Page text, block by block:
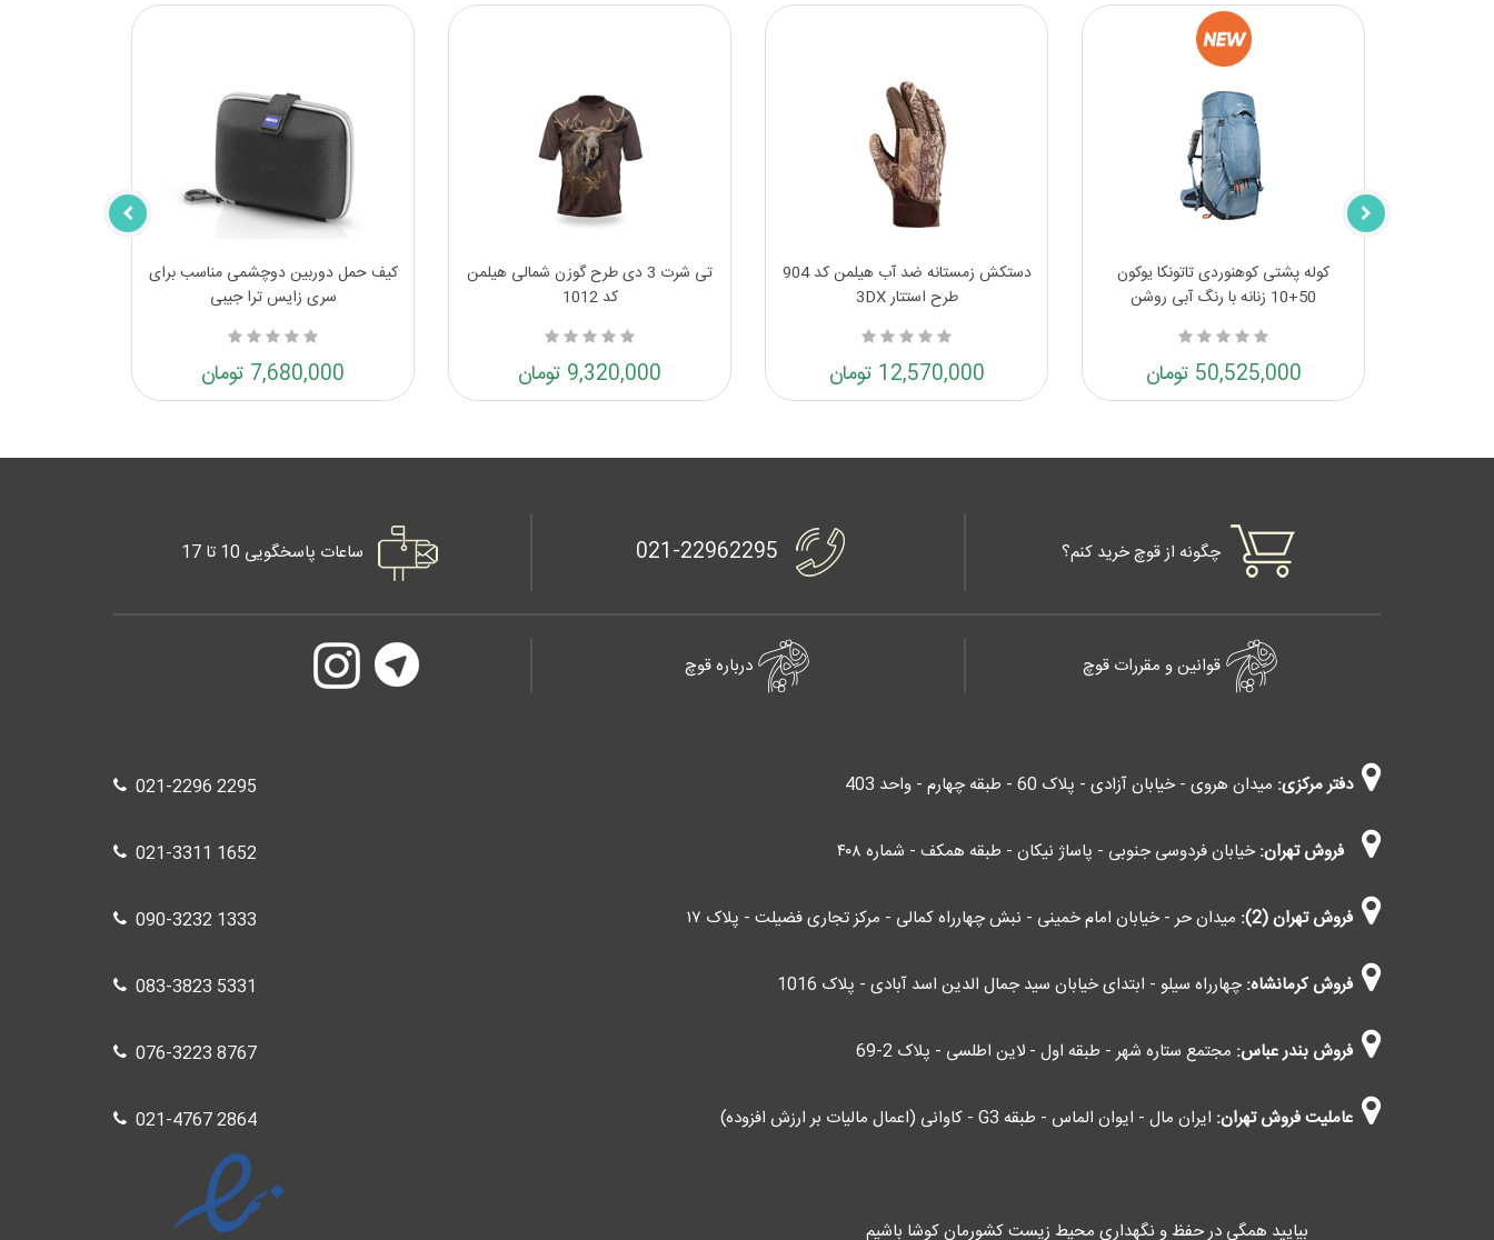
کیف حمل دوربین دوچشمی مناسب برای
سری زایس ترا جیبی
7,680,000 تومان
تی شرت 3 دی طرح گوزن شمالی هیلمن
کد 1012
9,320,000 تومان
دستکش زمستانه ضد آب هیلمن کد 904
طرح استتار 3DX
12,570,000 تومان
کوله پشتی کوهنوردی تاتونکا یوکون
50+10 زنانه با رنگ آبی روشن
50,525,000 تومان
چگونه از قوچ خرید کنم؟ 021-22962295 ساعات پاسخگویی 10 تا 17
قوانین و مقررات قوچ درباره قوچ
دفتر مرکزی: میدان هروی - خیابان آزادی - پلاک 60 - طبقه چهارم - واحد 403 021-2296 2295
فروش تهران: خیابان فردوسی جنوبی - پاساژ نیکان - طبقه همکف - شماره ۴۰۸ 021-3311 1652
فروش تهران (2): میدان حر - خیابان امام خمینی - نبش چهارراه کمالی - مرکز تجاری فضیلت - پلاک ۱۷ 090-3232 1333
فروش کرمانشاه: چهارراه سیلو - ابتدای خیابان سید جمال الدین اسد آبادی - پلاک 1016 083-3823 5331
فروش بندر عباس: مجتمع ستاره شهر - طبقه اول - لاین اطلسی - پلاک 2-69 076-3223 8767
عاملیت فروش تهران: ایران مال - ایوان الماس - طبقه G3 - کاوانی (اعمال مالیات بر ارزش افزوده) 021-4767 2864
بیایید همگی در حفظ و نگهداری محیط زیست کشورمان کوشا باشیم